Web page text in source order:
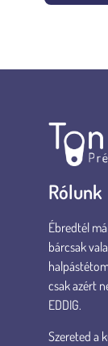
Rólunk
Ébredtél
bárcsak
csak azért
EDDIG.
Szereted a